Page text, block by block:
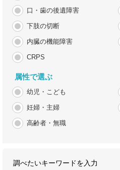
口・歯の後遺障害
下肢の切断
内臓の機能障害
CRPS
属性で選ぶ
幼児・こども
妊婦・主婦
高齢者・無職
調べたいキーワードを入力